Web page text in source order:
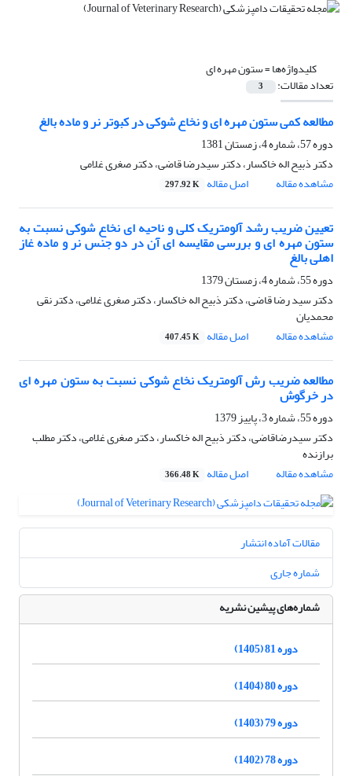
کلیدواژه‌ها =ستون مهره ای
تعداد مقالات: 3
مطالعه کمی ستون مهره ای و نخاع شوکی در کبوتر نر و ماده بالغ
دوره 57، شماره 4، زمستان 1381
دکتر ذبیح اله خاکسار، دکتر سیدرضا قاضی، دکتر صغری غلامی
مشاهده مقاله
اصل مقاله 297.92 K
تعیین ضریب رشد آلومتریک کلی و ناحیه ای نخاع شوکی نسبت به
ستون مهره ای و بررسی مقایسه ای آن در دو جنس نر و ماده غاز
اهلی بالغ
دوره 55، شماره 4، زمستان 1379
دکتر سید رضا قاضی، دکتر ذبیح اله خاکسار، دکتر صغری غلامی، دکتر نقی
محمدیان
مشاهده مقاله
اصل مقاله 407.45 K
مطالعه ضریب رش آلومتریک نخاع شوکی نسبت به ستون مهره ای
در خرگوش
دوره 55، شماره 3، پاییز 1379
دکتر سیدرضاقاضی، دکتر ذبیح اله خاکسار، دکتر صغری غلامی، دکتر مطلب
برازنده
مشاهده مقاله
اصل مقاله 366.48 K
مقالات آماده انتشار
شماره جاری
شماره‌های پیشین نشریه
دوره 81 (1405)
دوره 80 (1404)
دوره 79 (1403)
دوره 78 (1402)